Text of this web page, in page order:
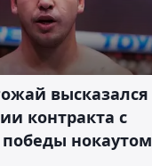
высказался
контракта с
победы нокаутом